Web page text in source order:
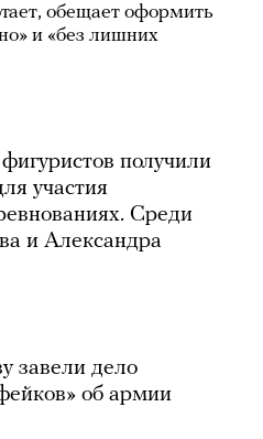
обещает оформить
и «без лишних
получили
участия
Среди
и Александра
завели дело
об армии